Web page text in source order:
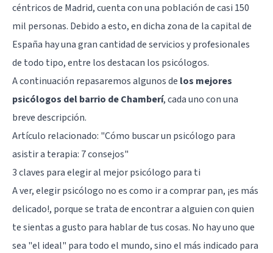
céntricos de Madrid, cuenta con una población de casi 150
mil personas. Debido a esto, en dicha zona de la capital de
España hay una gran cantidad de servicios y profesionales
de todo tipo, entre los destacan los psicólogos.
A continuación repasaremos algunos de los mejores
psicólogos del barrio de Chamberí, cada uno con una
breve descripción.
Artículo relacionado: "Cómo buscar un psicólogo para
asistir a terapia: 7 consejos"
3 claves para elegir al mejor psicólogo para ti
A ver, elegir psicólogo no es como ir a comprar pan, ¡es más
delicado!, porque se trata de encontrar a alguien con quien
te sientas a gusto para hablar de tus cosas. No hay uno que
sea "el ideal" para todo el mundo, sino el más indicado para